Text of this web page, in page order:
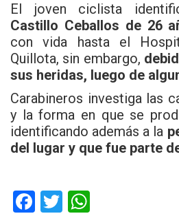
El joven ciclista
Castillo Ceballos de 26
con vida hasta el
Quillota, sin embargo,
sus heridas, luego de
Carabineros investiga las
y la forma en que se
identificando además a la
del lugar y que fue parte
F
T